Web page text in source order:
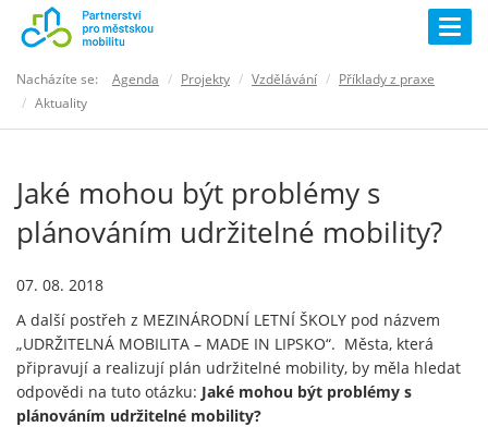
Nacházíte se: Agenda Projekty Vzdělávání
Příklady z praxe
Aktuality
Jaké mohou být problémy s
plánováním udržitelné mobility?
07. 08. 2018
A další postřeh z MEZINÁRODNÍ LETNÍ ŠKOLY pod názvem
„UDRŽITELNÁ MOBILITA – MADE IN LIPSKO“. Města, která
připravují a realizují plán udržitelné mobility, by měla hledat
odpovědi na tuto otázku: Jaké mohou být problémy s
plánováním udržitelné mobility?